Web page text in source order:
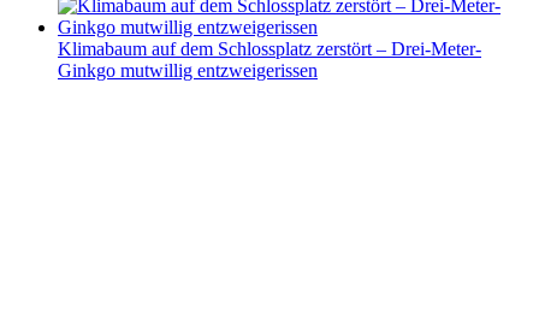
Klimabaum auf dem Schlossplatz zerstört – Drei-Meter-
Ginkgo mutwillig entzweigerissen